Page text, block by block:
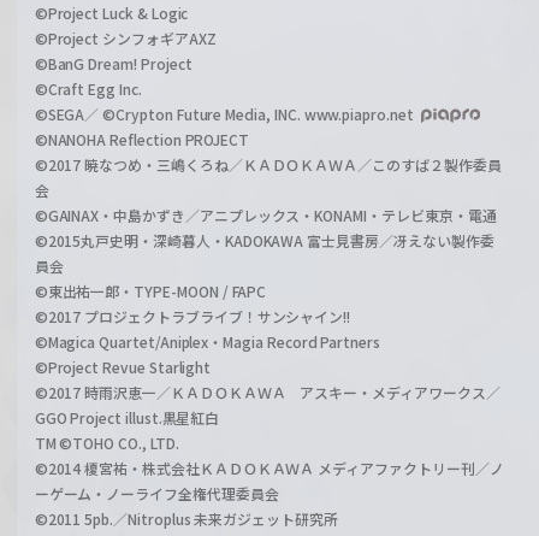
©Project Luck & Logic
©Project シンフォギアAXZ
©BanG Dream! Project
©Craft Egg Inc.
©SEGA／ ©Crypton Future Media, INC. www.piapro.net
©NANOHA Reflection PROJECT
©2017 暁なつめ・三嶋くろね／ＫＡＤＯＫＡＷＡ／このすば２製作委員
会
©GAINAX・中島かずき／アニプレックス・KONAMI・テレビ東京・電通
©2015丸戸史明・深崎暮人・KADOKAWA 富士見書房／冴えない製作委
員会
©東出祐一郎・TYPE-MOON / FAPC
©2017 プロジェクトラブライブ！サンシャイン!!
©Magica Quartet/Aniplex・Magia Record Partners
©Project Revue Starlight
©2017 時雨沢恵一／ＫＡＤＯＫＡＷＡ アスキー・メディアワークス／
GGO Project illust.黒星紅白
TM ©TOHO CO., LTD.
©2014 榎宮祐・株式会社ＫＡＤＯＫＡＷＡ メディアファクトリー刊／ノ
ーゲーム・ノーライフ全権代理委員会
©2011 5pb.／Nitroplus 未来ガジェット研究所